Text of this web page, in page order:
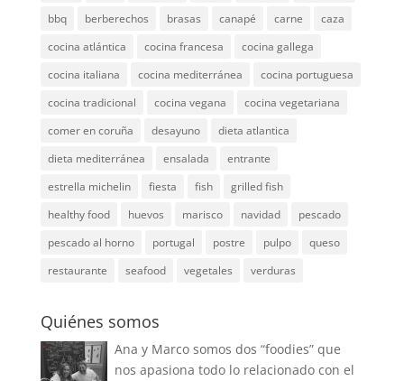
bbq
berberechos brasas canapé carne
caza
cocina atlántica
cocina francesa
cocina gallega
cocina italiana
cocina mediterránea
cocina portuguesa
cocina tradicional
cocina vegana
cocina vegetariana
comer en coruña
desayuno
dieta atlantica
dieta mediterránea
ensalada
entrante
estrella michelin
fiesta fish
grilled fish
healthy food
huevos marisco navidad
pescado
pescado al horno
portugal postre pulpo
queso
restaurante
seafood vegetales verduras
Quiénes somos
Ana y Marco somos dos “foodies” que
nos apasiona todo lo relacionado con el